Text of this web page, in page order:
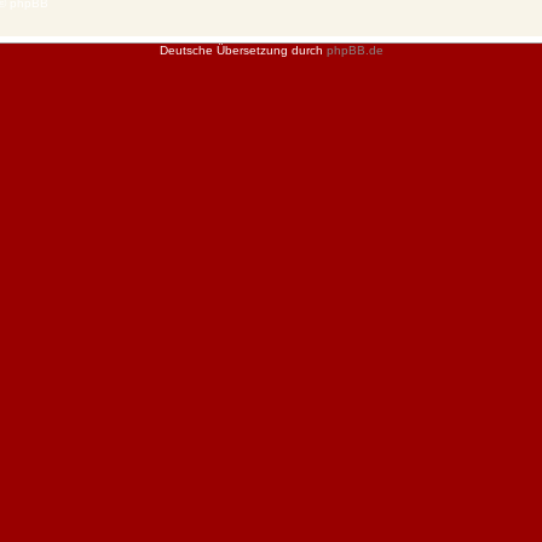
Deutsche Übersetzung durch phpBB.de